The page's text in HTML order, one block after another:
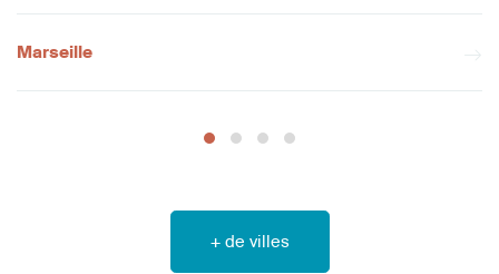
Marseille
+ de villes